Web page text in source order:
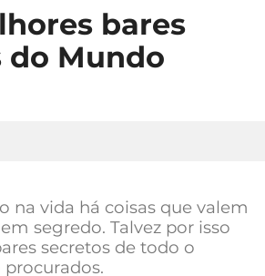
bares
do Mundo
na vida há coisas que valem
segredo. Talvez por isso
secretos de todo o